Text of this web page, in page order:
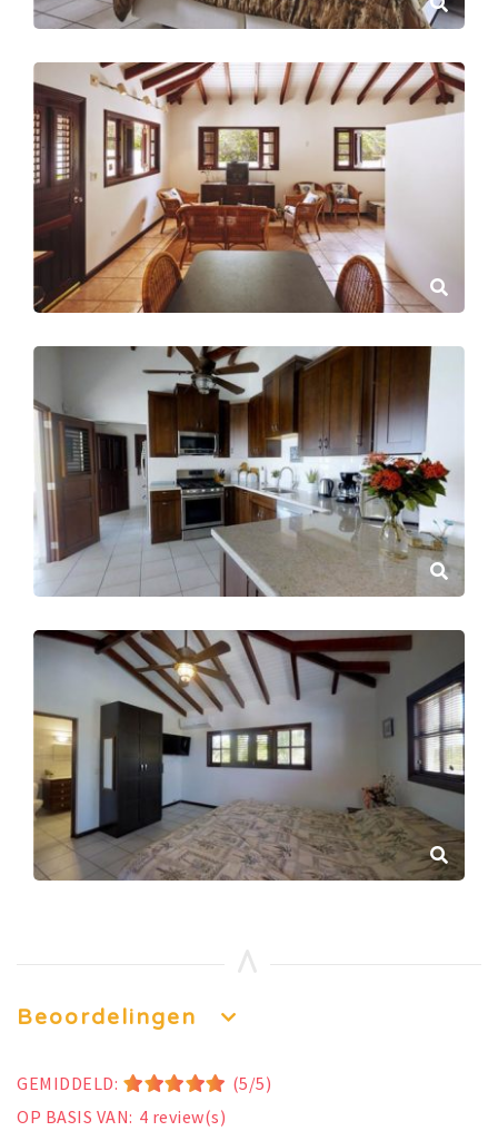
Beoordelingen
GEMIDDELD:
(5/5)
OP BASIS VAN: 4 review(s)